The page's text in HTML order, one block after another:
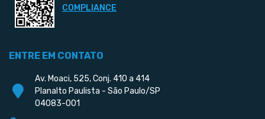
COMPLIANCE
ENTRE EM CONTATO
Av. Moaci, 525, Conj. 410 a 414
Planalto Paulista - São Paulo/SP
04083-001